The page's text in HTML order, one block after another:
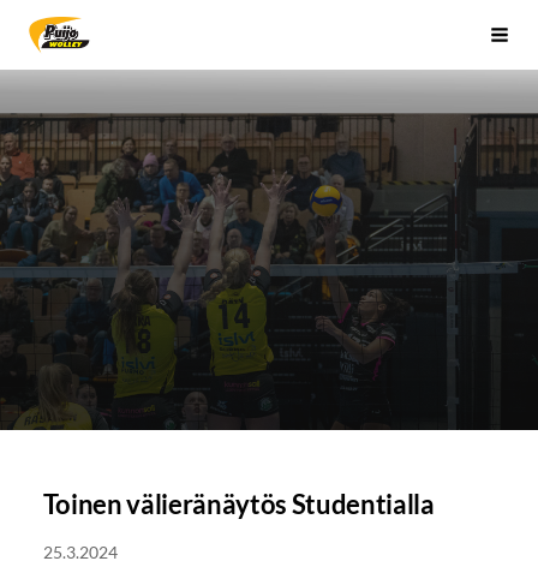
Siirry
sivun
Sivuston etusivulle
Toinen välieränäytös Studentialla
25.3.2024